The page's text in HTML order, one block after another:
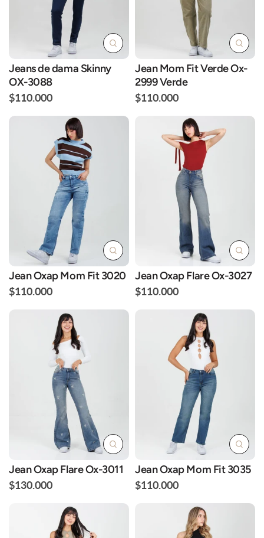
Jeans de dama Skinny
OX-3088
$110.000
Jean Mom Fit Verde Ox-
2999 Verde
$110.000
Jean Oxap Mom Fit 3020
$110.000
Jean Oxap Flare Ox-3027
$110.000
Jean Oxap Flare Ox-3011
$130.000
Jean Oxap Mom Fit 3035
$110.000